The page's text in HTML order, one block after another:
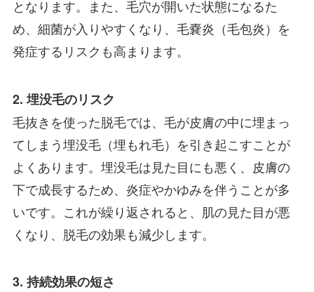
となります。また、毛穴が開いた状態になるた
め、細菌が入りやすくなり、毛嚢炎（毛包炎）を
発症するリスクも高まります。
2. 埋没毛のリスク
毛抜きを使った脱毛では、毛が皮膚の中に埋まっ
てしまう埋没毛（埋もれ毛）を引き起こすことが
よくあります。埋没毛は見た目にも悪く、皮膚の
下で成長するため、炎症やかゆみを伴うことが多
いです。これが繰り返されると、肌の見た目が悪
くなり、脱毛の効果も減少します。
3. 持続効果の短さ